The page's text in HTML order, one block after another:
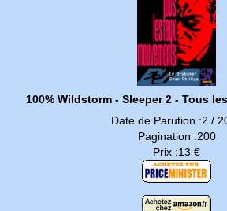
100% Wildstorm - Sleeper 2 - Tous
Date de Parution :2 /
Pagination :200
Prix :13 €